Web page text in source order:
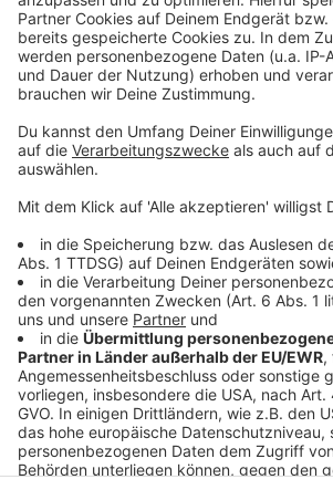
Celina? Ich soll über Celina…? Offiziell
gut. Also: Wer schon so lange in der
wohl speziell sein. Das trifft auf Celina
Spezielle ist? Hm. Dass sie es trotz
mindestens ein Buch pro Woche zu
sie in vielen Altstadtläden auch schon
beim Sender der Stadt mit Vornamen
der Stadt – denn auch sie ist laut, offen
Das macht großen Spaß!
Aber: Altstadt geht für mich nicht immer.
dass Celina raucht. Dann hab ich immer
Pause.
Anzeige